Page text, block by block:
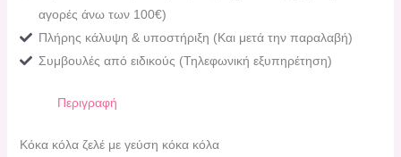
αγορές άνω των 100€)
Πλήρης κάλυψη & υποστήριξη (Και μετά την παραλαβή)
Συμβουλές από ειδικούς (Τηλεφωνική εξυπηρέτηση)
Περιγραφή
Κόκα κόλα ζελέ με γεύση κόκα κόλα